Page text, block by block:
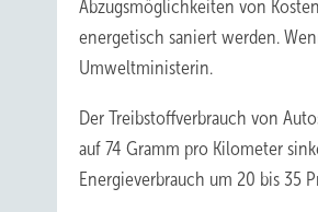
Abzugsmöglichkeiten von
energetisch saniert werden.
Umweltministerin.
Der Treibstoffverbrauch von
auf 74 Gramm pro Kilometer
Energieverbrauch um 20 bis 35